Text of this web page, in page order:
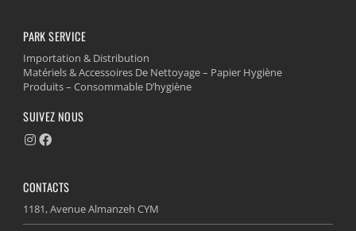
PARK SERVICE
Importation & Distribution
Matériels & Accessoires De Nettoyage – Papier Hygiène
Produits – Consommable D’hygiène
SUIVEZ NOUS
CONTACTS
1181, Avenue Almanzeh CYM